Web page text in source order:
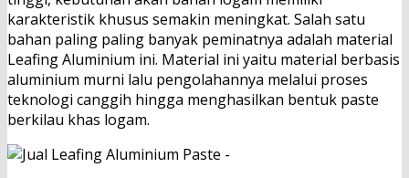
karakteristik khusus semakin meningkat. Salah satu
bahan paling paling banyak peminatnya adalah material
Leafing Aluminium ini. Material ini yaitu material berbasis
aluminium murni lalu pengolahannya melalui proses
teknologi canggih hingga menghasilkan bentuk paste
berkilau khas logam.